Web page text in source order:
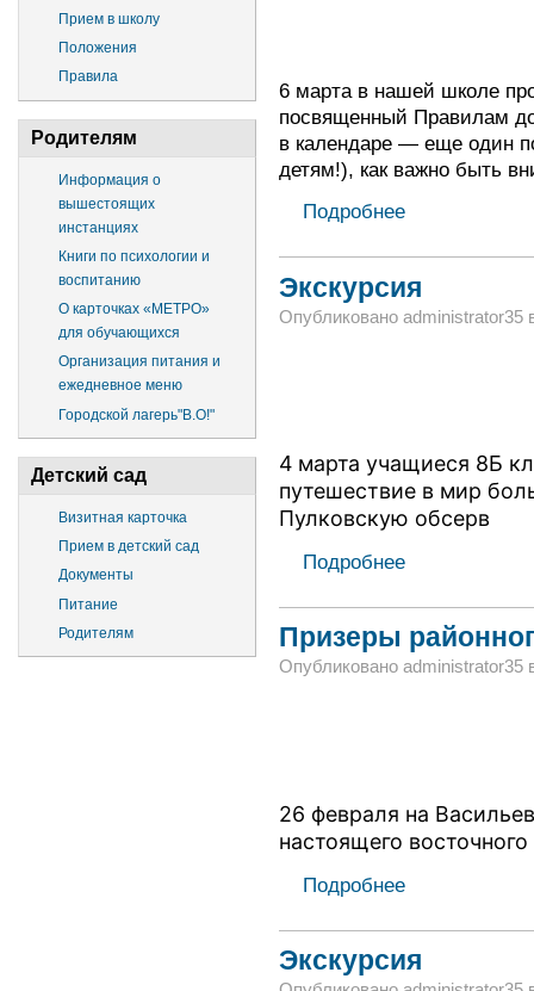
Прием в школу
Положения
Правила
Родителям
Информация о
вышестоящих
инстанциях
Книги по психологии и
воспитанию
О карточках «МЕТРО»
для обучающихся
Организация питания и
ежедневное меню
Городской лагерь"В.О!"
Детский сад
Визитная карточка
Прием в детский сад
Документы
Питание
Родителям
6 марта в нашей школе
посвященный Правилам
в календаре — еще один
детям!), как важно быть
Подробнее
Экскурсия
Опубликовано administrator35
4 марта учащиеся 8Б
путешествие в мир
Пулковскую обсерв
Подробнее
Призеры
Опубликовано administrator35
26 февраля на
настоящего
Подробнее
Экскурсия